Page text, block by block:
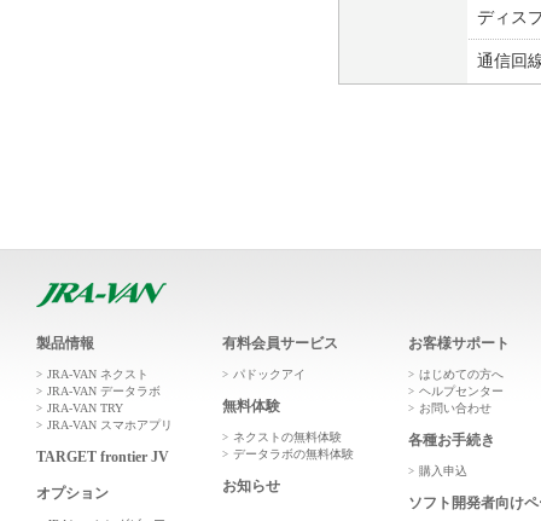
ディス
通信回
製品情報
JRA-VAN ネクスト
JRA-VAN データラボ
JRA-VAN TRY
JRA-VAN スマホアプリ
TARGET frontier JV
オプション
有料会員サービス
パドックアイ
無料体験
ネクストの無料体験
データラボの無料体験
お知らせ
お客様サポート
はじめての方へ
ヘルプセンター
お問い合わせ
各種お手続き
購入申込
ソフト開発者向け